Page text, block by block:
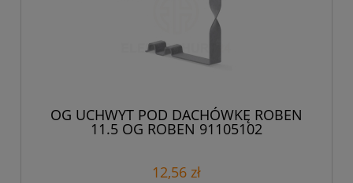
OG UCHWYT POD DACHÓWKĘ ROBEN
11.5 OG ROBEN 91105102
12,56 zł